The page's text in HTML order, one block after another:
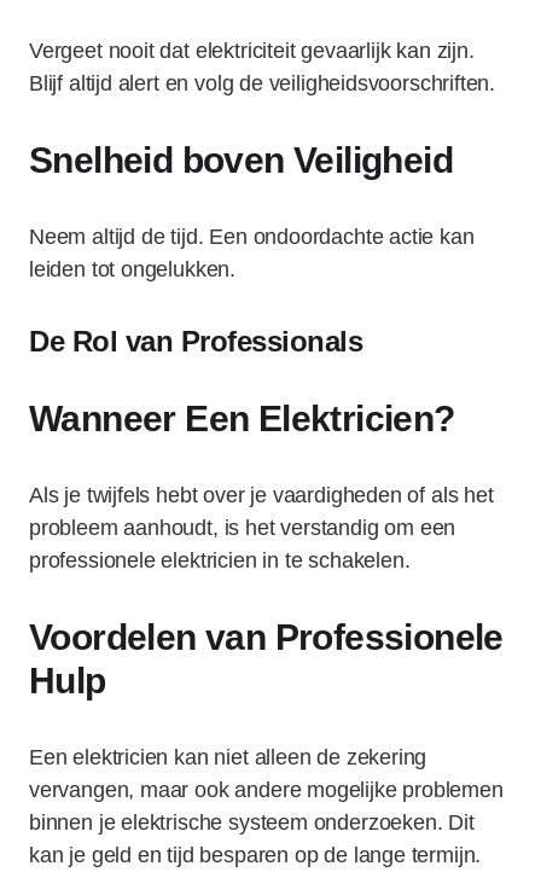
Vergeet nooit dat elektriciteit gevaarlijk kan zijn.
Blijf altijd alert en volg de veiligheidsvoorschriften.
Snelheid boven Veiligheid
Neem altijd de tijd. Een ondoordachte actie kan
leiden tot ongelukken.
De Rol van Professionals
Wanneer Een Elektricien?
Als je twijfels hebt over je vaardigheden of als het
probleem aanhoudt, is het verstandig om een
professionele elektricien in te schakelen.
Voordelen van Professionele
Hulp
Een elektricien kan niet alleen de zekering
vervangen, maar ook andere mogelijke problemen
binnen je elektrische systeem onderzoeken. Dit
kan je geld en tijd besparen op de lange termijn.